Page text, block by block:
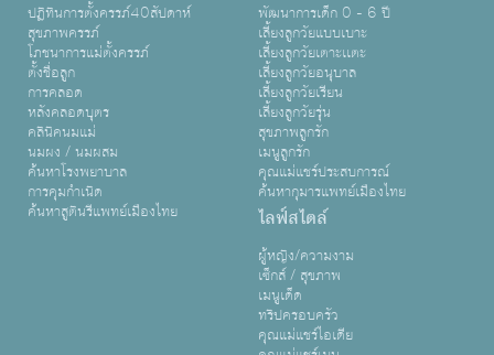
ปฏิทินการตั้งครรภ์40สัปดาห์
สุขภาพครรภ์
โภชนาการแม่ตั้งครรภ์
ตั้งชื่อลูก
การคลอด
หลังคลอดบุตร
คลินิคนมแม่
นมผง / นมผสม
ค้นหาโรงพยาบาล
การคุมกำเนิด
ค้นหาสูตินรีแพทย์เมืองไทย
พัฒนาการเด็ก 0 - 6 ปี
เลี้ยงลูกวัยแบบเบาะ
เลี้ยงลูกวัยเตาะเเตะ
เลี้ยงลูกวัยอนุบาล
เลี้ยงลูกวัยเรียน
เลี้ยงลูกวัยรุ่น
สุขภาพลูกรัก
เมนูลูกรัก
คุณแม่แชร์ประสบการณ์
ค้นหากุมารแพทย์เมืองไทย
ไลฟ์สไตล์
ผู้หญิง/ความงาม
เซ็กส์ / สุขภาพ
เมนูเด็ด
ทริปครอบครัว
คุณแม่แชร์ไอเดีย